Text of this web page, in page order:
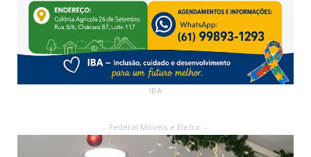
IBA
- Federal Móveis e Eletro: -